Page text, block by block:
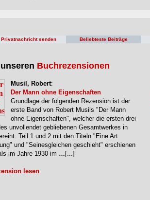
Privatnachricht senden Beliebteste Beiträge
Buchrezensionen
Musil, Robert:
Der Mann ohne Eigenschaften
Grundlage der folgenden Rezension ist der
erste Band von Robert Musils "Der Mann
ohne Eigenschaften", welcher die ersten drei
unvollendet gebliebenen Gesamtwerkes in
Teil 1 und 2 mit den Titeln "Eine Art
und "Seinesgleichen geschieht" erschienen
im Jahre 1930 im … [...]
lesen